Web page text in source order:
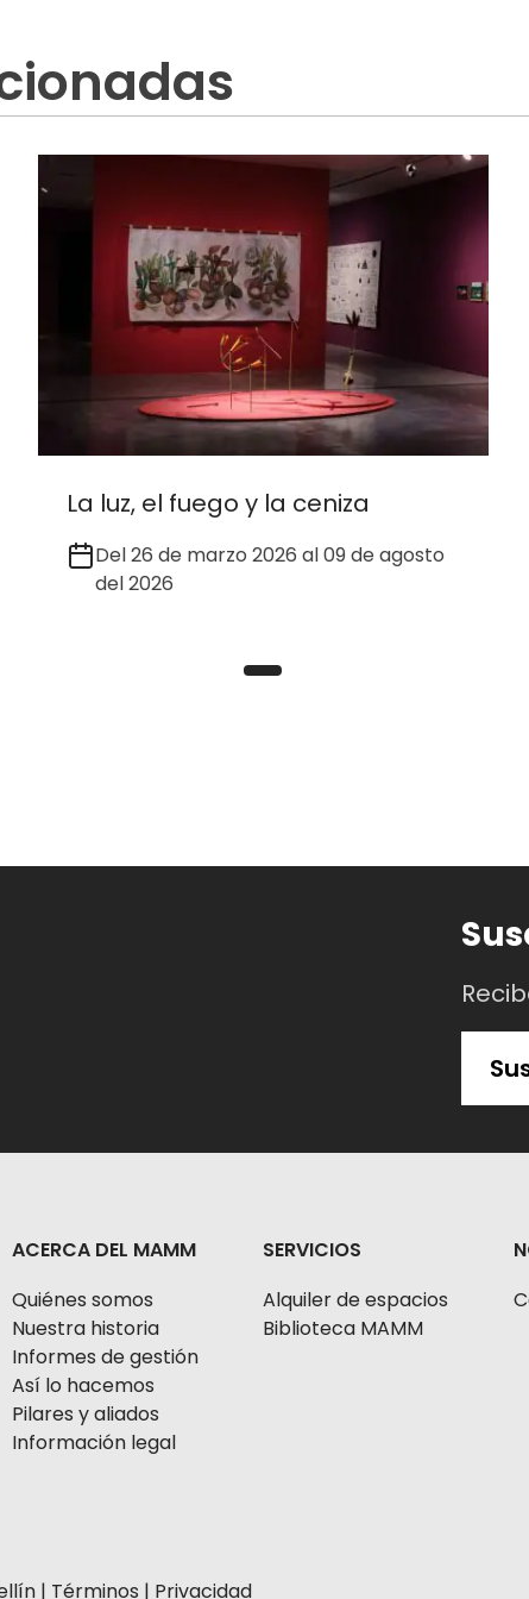
La luz, el fuego y la ceniza
Del 26 de marzo 2026 al 09 de agosto
del 2026
ACERCA DEL MAMM
Quiénes somos
Nuestra historia
Informes de gestión
Así lo hacemos
Pilares y aliados
Información legal
SERVICIOS
Alquiler de espacios
Biblioteca MAMM
| Términos | Privacidad